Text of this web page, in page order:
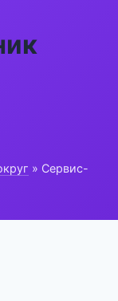
» Сервис-